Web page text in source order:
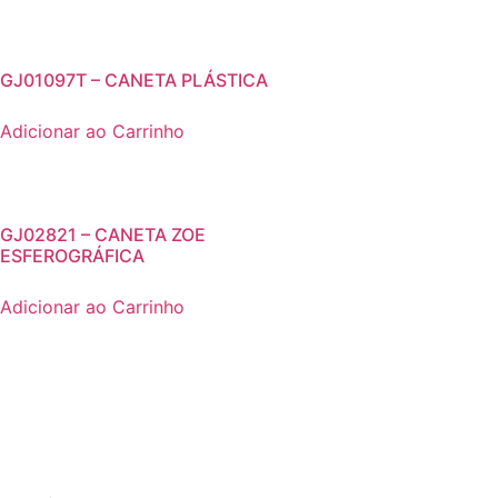
GJ01097T – CANETA PLÁSTICA
Adicionar ao Carrinho
GJ02821 – CANETA ZOE
ESFEROGRÁFICA
Adicionar ao Carrinho